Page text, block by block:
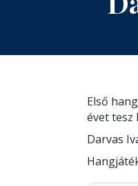
Első
évet tesz
Darvas